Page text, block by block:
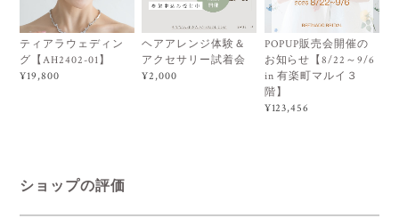
ティアラウェディン
グ【AH2402-01】
¥19,800
ヘアアレンジ体験＆
アクセサリー試着会
¥2,000
POPUP販売会開催の
お知らせ【8/22～9/6
in 有楽町マルイ３
階】
¥123,456
ショップの評価